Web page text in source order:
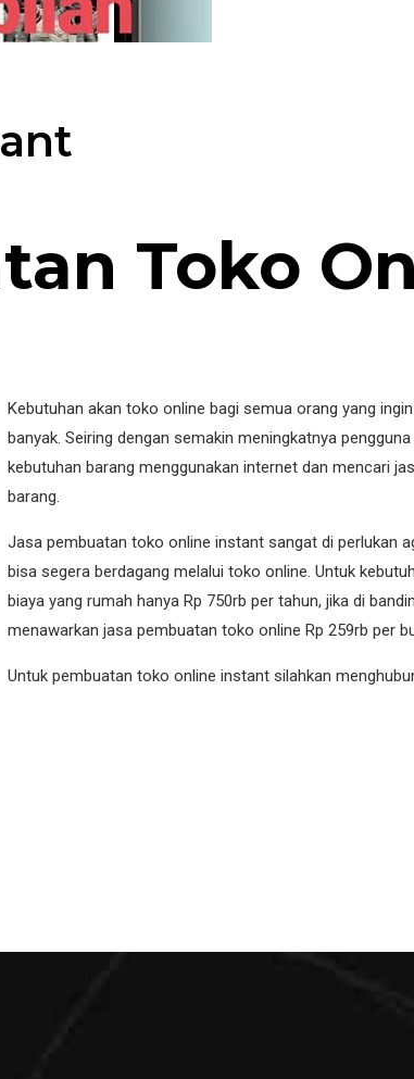
Toko
Kebutuhan akan toko online bagi semua orang yang
banyak. Seiring dengan semakin meningkatnya
kebutuhan barang menggunakan internet dan mencari
barang.
Jasa pembuatan toko online instant sangat di perlukan
bisa segera berdagang melalui toko online. Untuk
biaya yang rumah hanya Rp 750rb per tahun, jika di
menawarkan jasa pembuatan toko online Rp 259rb per
Untuk pembuatan toko online instant silahkan